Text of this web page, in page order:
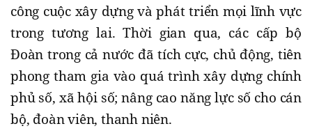
công cuộc xây dựng và phát triển mọi lĩnh vực
trong tương lai. Thời gian qua, các cấp bộ
Đoàn trong cả nước đã tích cực, chủ động, tiên
phong tham gia vào quá trình xây dựng chính
phủ số, xã hội số; nâng cao năng lực số cho cán
bộ, đoàn viên, thanh niên.